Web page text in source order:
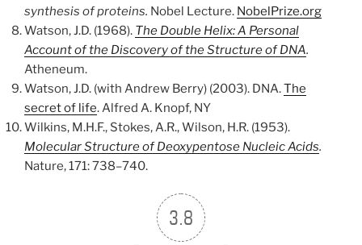
synthesis of proteins. Nobel Lecture. NobelPrize.org
Watson, J.D. (1968). The Double Helix: A Personal
Account of the Discovery of the Structure of DNA.
Atheneum.
Watson, J.D. (with Andrew Berry) (2003). DNA.The
secret of life. Alfred A. Knopf, NY
Wilkins, M.H.F., Stokes, A.R., Wilson, H.R. (1953).
Molecular Structure of Deoxypentose Nucleic Acids.
Nature, 171: 738–740.
3.8